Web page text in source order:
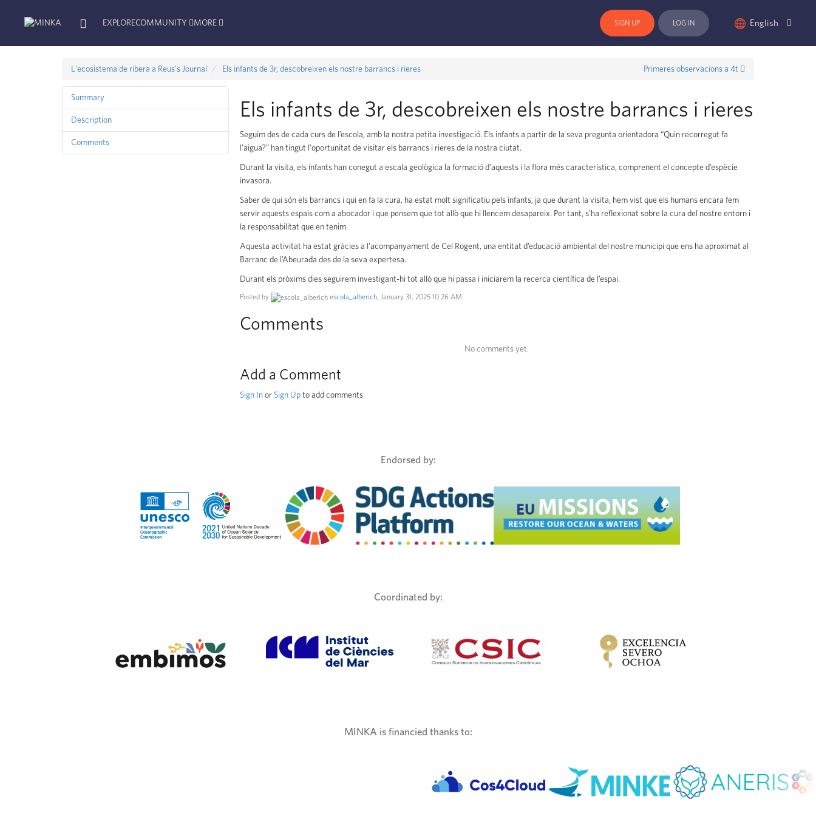
EXPLORECOMMUNITY MORE SIGN UP LOG IN English
L'ecosistema de ribera a Reus's Journal Els infants de 3r, descobreixen els nostre barrancs i rieres Primeres observacions a 4t
Summary
Description
Comments
Els infants de 3r, descobreixen els nostre barrancs i rieres
Seguim des de cada curs de l’escola, amb la nostra petita investigació. Els infants a partir de la seva pregunta orientadora “Quin recorregut fa
l’aigua?” han tingut l'oportunitat de visitar els barrancs i rieres de la nostra ciutat.
Durant la visita, els infants han conegut a escala geològica la formació d’aquests i la flora més característica, comprenent el concepte d’espècie
invasora.
Saber de qui són els barrancs i qui en fa la cura, ha estat molt significatiu pels infants, ja que durant la visita, hem vist que els humans encara fem
servir aquests espais com a abocador i que pensem que tot allò que hi llencem desapareix. Per tant, s’ha reflexionat sobre la cura del nostre entorn i
la responsabilitat que en tenim.
Aquesta activitat ha estat gràcies a l’acompanyament de Cel Rogent, una entitat d’educació ambiental del nostre municipi que ens ha aproximat al
Barranc de l’Abeurada des de la seva expertesa.
Durant els pròxims dies seguirem investigant-hi tot allò que hi passa i iniciarem la recerca científica de l’espai.
Posted by escola_alberich, January 31, 2025 10:26 AM
Comments
No comments yet.
Add a Comment
Sign Inor Sign Upto add comments
Endorsed by:
Coordinated by:
MINKA is financied thanks to: